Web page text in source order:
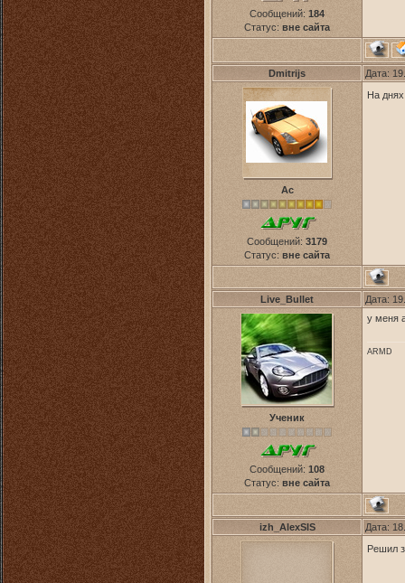
Сообщений: 184
Статус: вне сайта
Dmitrijs Дата:
Ас
Сообщений: 3179
Статус: вне сайта
На
Live_Bullet Дата:
Ученик
Сообщений: 108
Статус: вне сайта
у меня
ARMD
izh_AlexSIS Дата:
Решил